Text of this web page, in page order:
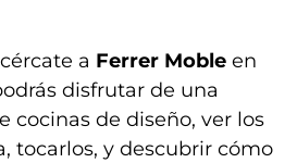
a Ferrer Moble en
disfrutar de una
cocinas de diseño, ver los
tocarlos, y descubrir cómo